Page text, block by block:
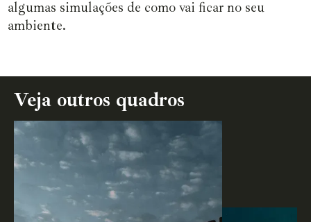
algumas simulações de como vai ficar no seu
ambiente.
Veja outros quadros